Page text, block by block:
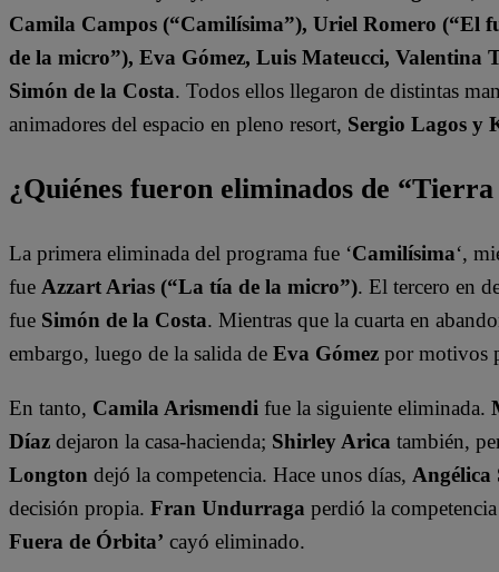
Camila Campos (“Camilísima”), Uriel Romero (“El
de la micro”), Eva Gómez, Luis Mateucci, Valentina
Simón de la Costa. Todos ellos llegaron de distintas
animadores del espacio en pleno resort, Sergio Lagos y
¿Quiénes fueron eliminados de
La primera eliminada del programa fue ‘Camilísima‘,
fue Azzart Arias (“La tía de la micro”). El tercero en
fue Simón de la Costa. Mientras que la cuarta en
embargo, luego de la salida de Eva Gómez por motivos
En tanto, Camila Arismendi fue la siguiente eliminada.
Díaz dejaron la casa-hacienda; Shirley Arica también,
Longton dejó la competencia. Hace unos días, Angélica
decisión propia. Fran Undurraga perdió la
Fuera de Órbita’ cayó eliminado.